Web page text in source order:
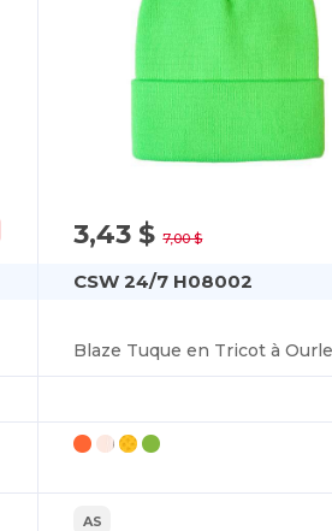
3,43 $7,00 $
CSW 24/7 H08002
AS